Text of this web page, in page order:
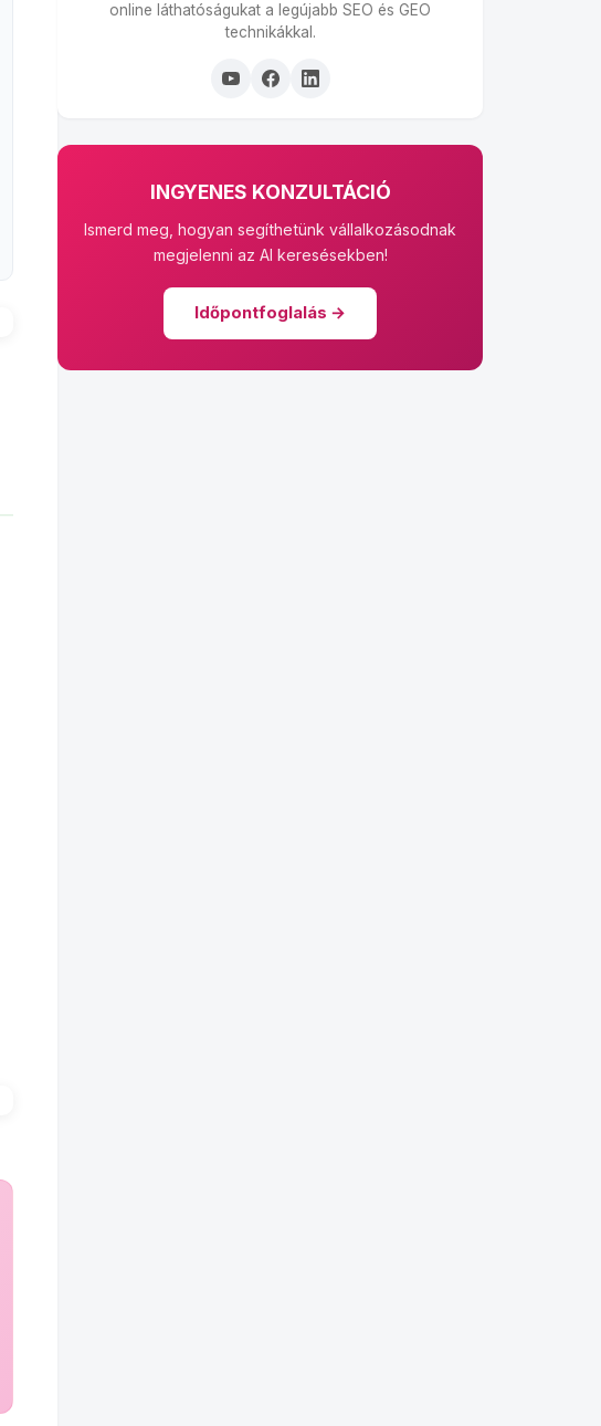
online láthatóságukat a legújabb SEO és GEO
technikákkal.
INGYENES KONZULTÁCIÓ
Ismerd meg, hogyan segíthetünk vállalkozásodnak
megjelenni az AI keresésekben!
Időpontfoglalás →